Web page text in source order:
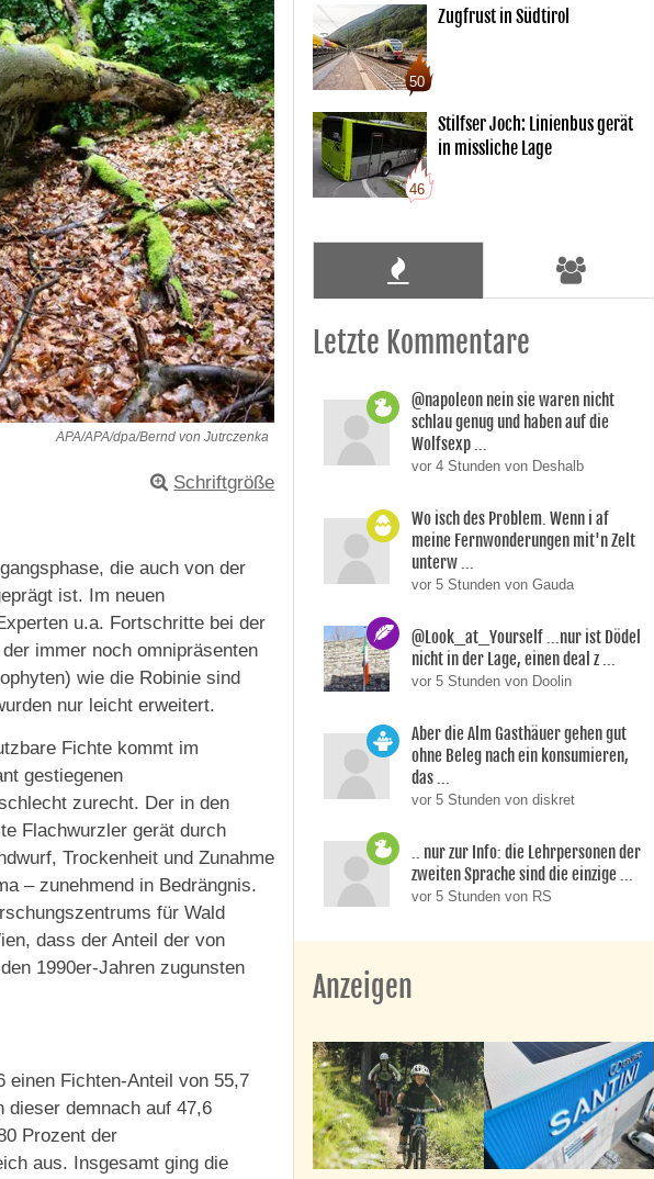
APA/APA/dpa/Bernd von Jutrczenka
Schriftgröße
die auch von der
ist. Im neuen
u.a. Fortschritte bei der
immer noch omnipräsenten
wie die Robinie sind
nur leicht erweitert.
Fichte kommt im
gestiegenen
zurecht. Der in den
Flachwurzler gerät durch
Trockenheit und Zunahme
– zunehmend in Bedrängnis.
für Wald
dass der Anteil der von
1990er-Jahren zugunsten
einen Fichten-Anteil von 55,7
dieser demnach auf 47,6
Prozent der
aus. Insgesamt ging die
50
Zugfrust in Südtirol
46
Stilfser Joch: Linienbus gerät
in missliche Lage
Letzte Kommentare
@napoleon nein sie waren nicht
schlau genug und haben auf die
Wolfsexp ...
vor 4 Stunden von Deshalb
Wo isch des Problem. Wenn i af
meine Fernwonderungen mit'n Zelt
unterw ...
vor 5 Stunden von Gauda
@Look_at_Yourself ...nur ist Dödel
nicht in der Lage, einen deal z ...
vor 5 Stunden von Doolin
Aber die Alm Gasthäuer gehen gut
ohne Beleg nach ein konsumieren,
das ...
vor 5 Stunden von diskret
.. nur zur Info: die Lehrpersonen der
zweiten Sprache sind die einzige ...
vor 5 Stunden von RS
Anzeigen